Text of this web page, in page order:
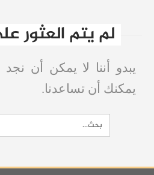
لم يتم العثور
يبدو أننا لا يمكن أن
يمكنك أن تساعدنا.